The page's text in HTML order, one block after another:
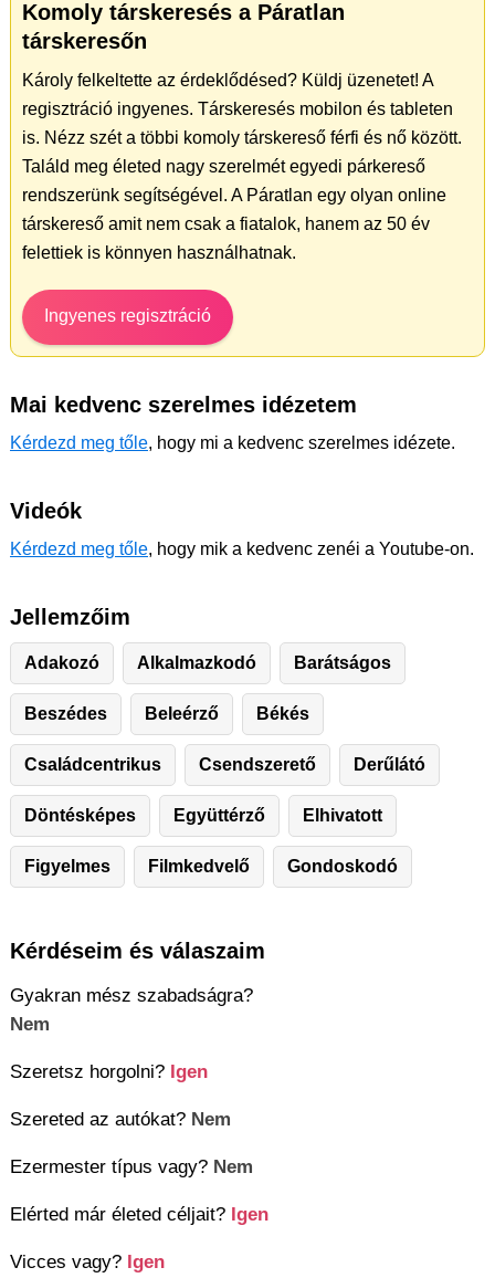
Komoly társkeresés a Páratlan
társkeresőn
Károly felkeltette az érdeklődésed? Küldj üzenetet! A
regisztráció ingyenes. Társkeresés mobilon és tableten
is. Nézz szét a többi komoly társkereső férfi és nő között.
Találd meg életed nagy szerelmét egyedi párkereső
rendszerünk segítségével. A Páratlan egy olyan online
társkereső amit nem csak a fiatalok, hanem az 50 év
felettiek is könnyen használhatnak.
Ingyenes regisztráció
Mai kedvenc szerelmes idézetem
Kérdezd meg tőle, hogy mi a kedvenc szerelmes idézete.
Videók
Kérdezd meg tőle, hogy mik a kedvenc zenéi a Youtube-on.
Jellemzőim
Adakozó Alkalmazkodó Barátságos
Beszédes Beleérző Békés
Családcentrikus Csendszerető Derűlátó
Döntésképes Együttérző Elhivatott
Figyelmes Filmkedvelő Gondoskodó
Kérdéseim és válaszaim
Gyakran mész szabadságra?
Nem
Szeretsz horgolni? Igen
Szereted az autókat? Nem
Ezermester típus vagy? Nem
Elérted már életed céljait? Igen
Vicces vagy? Igen